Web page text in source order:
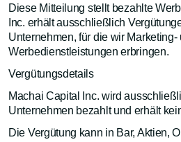
Diese Mitteilung stellt bezahlte
Inc. erhält ausschließlich
Unternehmen, für die wir Marketing-
Werbedienstleistungen erbringen.
Vergütungsdetails
Machai Capital Inc. wird
Unternehmen bezahlt und erhält
Die Vergütung kann in Bar, Aktien,